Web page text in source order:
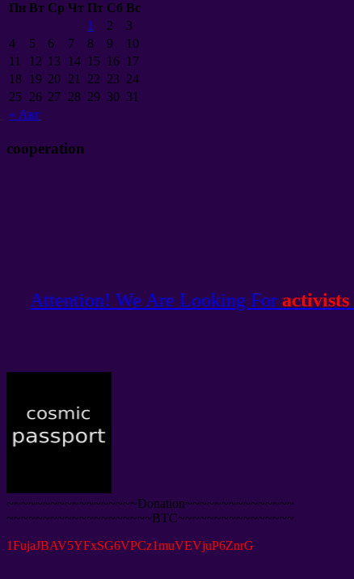
Пн Вт Ср Чт Пт Сб Вс
« Авг
1 2
3
4
5 6 7 8 9
10
11
12 13 14 15 16 17
18
19 20 21 22 23 24
25 26 27 28 29 30 31
cooperation
Attention! We Are Looking For activists
~~~~~~~~~~~~~~~~~~Donation~~~~~~~~~~~~~~~
~~~~~~~~~~~~~~~~~~~~BTC~~~~~~~~~~~~~~~~
1FujaJBAV5YFxSG6VPCz1muVEVjuP6ZnrG